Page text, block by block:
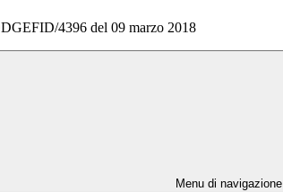
4396 del 09 marzo 2018
Menu di navigazione